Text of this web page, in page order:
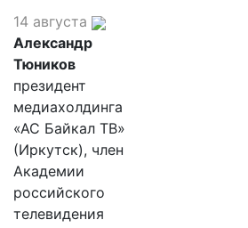
14 августа
Александр
Тюников
президент
медиахолдинга
«АС Байкал ТВ»
(Иркутск), член
Академии
российского
телевидения